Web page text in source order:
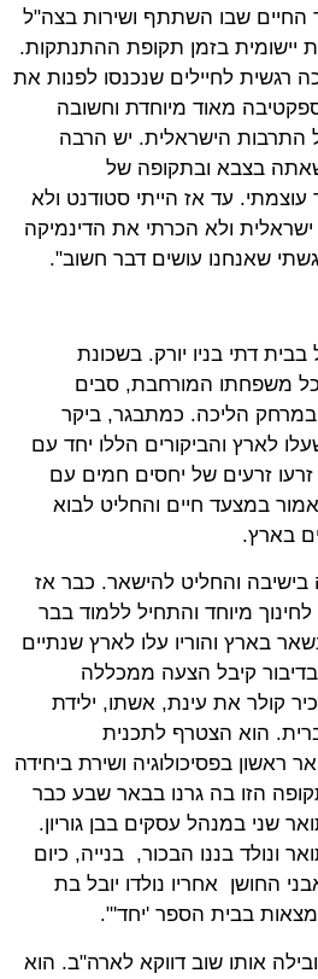
שבו השתתף ושירות בצה"ל
יישומית בזמן תקופת ההתנתקות.
רגשית לחיילים שנכנסו לפנות את
מאוד מיוחדת וחשובה
התרבות הישראלית. יש הרבה
בצבא ובתקופה של
עד אז הייתי סטודנט ולא
ולא הכרתי את הדינמיקה
שאנחנו עושים דבר חשוב".
בבית דתי בניו יורק. בשכונת
משפחתו המורחבת, סבים
במרחק הליכה. כמתבגר, ביקר
לארץ והביקורים הללו יחד עם
זרעו זרעים של יחסים חמים עם
במצעד חיים והחליט לבוא
בארץ.
שנה בישיבה והחליט להישאר. כבר אז
מיוחד והתחיל ללמוד בבר
בארץ והוריו עלו לארץ שנתיים
בדיבור קיבל הצעה ממכללה
קולר את עינת, אשתו, ילידת
הוא הצטרף לתכנית
ראשון בפסיכולוגיה ושירת ביחידה
הזו בה גרנו בבאר שבע כבר
שני במנהל עסקים בבן גוריון.
ונולד בננו הבכור, בנייה, כיום
החושן אחריו נולדו יובל בת
בבית הספר 'יחד'".
אותו שוב דווקא לארה"ב. הוא